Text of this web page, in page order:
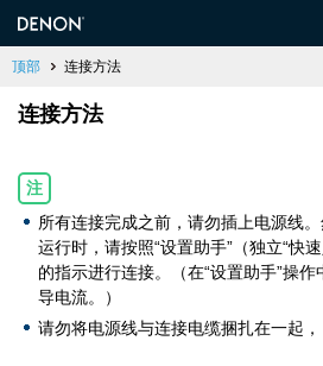
顶部 连接方法
连接方法
注
所有连接完成之前，请勿插上电源线
运行时，请按照“设置助手”（独立“快
的指示进行连接。（在“设置助手”操
导电流。）
请勿将电源线与连接电缆捆扎在一起，